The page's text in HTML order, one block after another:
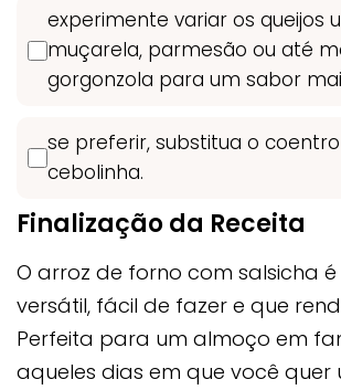
experimente variar os queijos
muçarela, parmesão ou até
gorgonzola para um sabor
se preferir, substitua o
cebolinha.
Finalização da Receita
O arroz de forno com salsicha
versátil, fácil de fazer e que
Perfeita para um almoço em
aqueles dias em que você quer